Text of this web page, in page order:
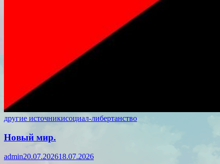
другие источникисоциал-либертанство
Новый мир.
admin20.07.202618.07.2026